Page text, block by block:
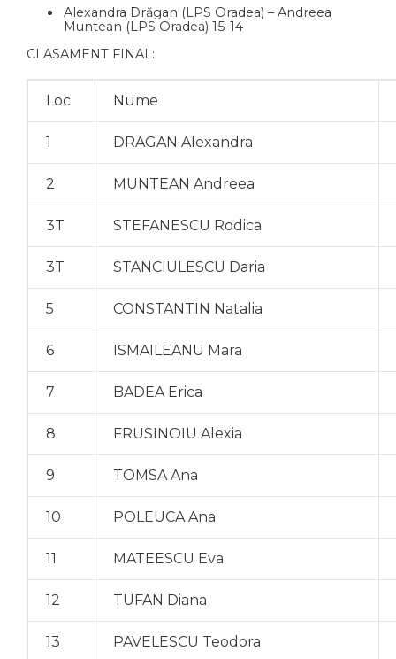
Alexandra Drăgan (LPS Oradea) – Andreea
Muntean (LPS Oradea) 15-14
CLASAMENT FINAL:
Loc Nume
1 DRAGAN Alexandra
2 MUNTEAN Andreea
3T STEFANESCU Rodica
3T STANCIULESCU Daria
5 CONSTANTIN Natalia
6 ISMAILEANU Mara
7 BADEA Erica
8 FRUSINOIU Alexia
9 TOMSA Ana
10 POLEUCA Ana
11 MATEESCU Eva
12 TUFAN Diana
13 PAVELESCU Teodora